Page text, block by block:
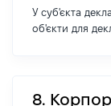
У суб'єкта
об'єкти для
8.